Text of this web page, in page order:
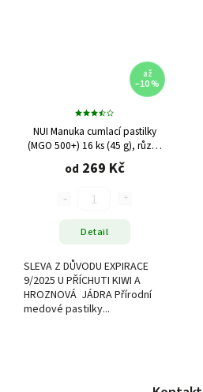
až
–10 %
NUI Manuka cumlací pastilky
(MGO 500+) 16 ks (45 g), různé
příchutě
od 269 Kč
Detail
SLEVA Z DŮVODU EXPIRACE
9/2025 U PŘÍCHUTI KIWI A
HROZNOVÁ JÁDRA Přírodní
medové pastilky...